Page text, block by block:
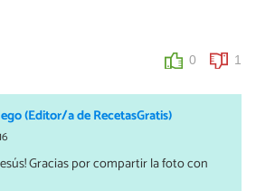
0 1
(Editor/a de RecetasGratis)
Gracias por compartir la foto con